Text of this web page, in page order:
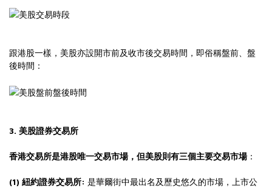
跟港股一樣，美股亦設開市前及收市後交易時間，即俗稱盤前、盤
後時間：
3. 美股證券交易所
香港交易所是港股唯一交易市場，但美股則有三個主要交易市場：
(1) 紐約證券交易所: 是華爾街中最出名及歷史悠久的市場，上市公